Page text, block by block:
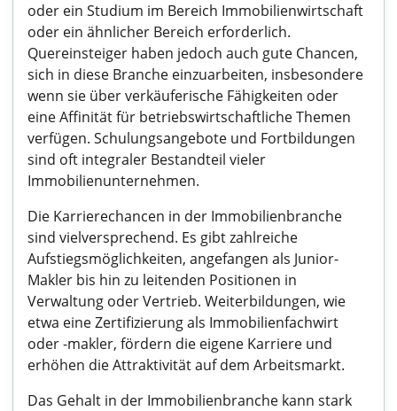
oder ein Studium im Bereich Immobilienwirtschaft
oder ein ähnlicher Bereich erforderlich.
Quereinsteiger haben jedoch auch gute Chancen,
sich in diese Branche einzuarbeiten, insbesondere
wenn sie über verkäuferische Fähigkeiten oder
eine Affinität für betriebswirtschaftliche Themen
verfügen. Schulungsangebote und Fortbildungen
sind oft integraler Bestandteil vieler
Immobilienunternehmen.
Die Karrierechancen in der Immobilienbranche
sind vielversprechend. Es gibt zahlreiche
Aufstiegsmöglichkeiten, angefangen als Junior-
Makler bis hin zu leitenden Positionen in
Verwaltung oder Vertrieb. Weiterbildungen, wie
etwa eine Zertifizierung als Immobilienfachwirt
oder -makler, fördern die eigene Karriere und
erhöhen die Attraktivität auf dem Arbeitsmarkt.
Das Gehalt in der Immobilienbranche kann stark